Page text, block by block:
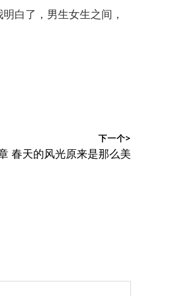
白了，男生女生之间，
下一个>
春天的风光原来是那么美